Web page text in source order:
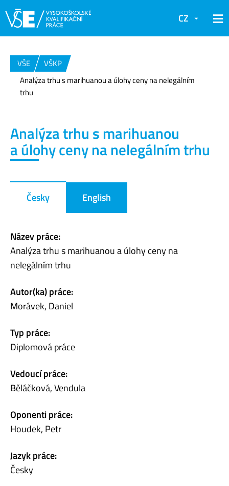
CZ
VŠE
VŠKP
Analýza trhu s marihuanou a úlohy ceny na nelegálním
trhu
Analýza trhu s marihuanou
a úlohy ceny na nelegálním trhu
Česky English
Název práce:
Analýza trhu s marihuanou a úlohy ceny na
nelegálním trhu
Autor(ka) práce:
Morávek, Daniel
Typ práce:
Diplomová práce
Vedoucí práce:
Běláčková, Vendula
Oponenti práce:
Houdek, Petr
Jazyk práce:
Česky